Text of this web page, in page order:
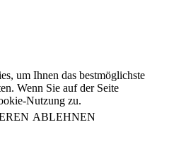
um Ihnen das bestmöglichste
Wenn Sie auf der Seite
Nutzung zu.
ABLEHNEN